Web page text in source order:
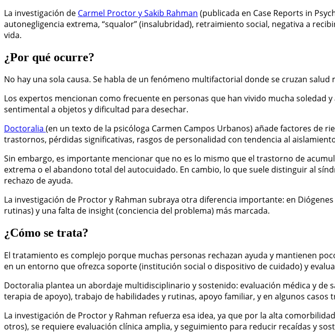
La investigación de Carmel Proctor y Sakib Rahman (publicada en Case Reports in
autonegligencia extrema, “squalor” (insalubridad), retraimiento social, negativa a
vida.
¿Por qué ocurre?
No hay una sola causa. Se habla de un fenómeno multifactorial donde se cruzan
Los expertos mencionan como frecuente en personas que han vivido mucha soledad
sentimental a objetos y dificultad para desechar.
Doctoralia (en un texto de la psicóloga Carmen Campos Urbanos) añade factores de
trastornos, pérdidas significativas, rasgos de personalidad con tendencia al
Sin embargo, es importante mencionar que no es lo mismo que el trastorno de
extrema o el abandono total del autocuidado. En cambio, lo que suele distinguir al
rechazo de ayuda.
La investigación de Proctor y Rahman subraya otra diferencia importante: en
rutinas) y una falta de insight (conciencia del problema) más marcada.
¿Cómo se trata?
El tratamiento es complejo porque muchas personas rechazan ayuda y mantienen
en un entorno que ofrezca soporte (institución social o dispositivo de cuidado) y
Doctoralia plantea un abordaje multidisciplinario y sostenido: evaluación médica y
terapia de apoyo), trabajo de habilidades y rutinas, apoyo familiar, y en algunos
La investigación de Proctor y Rahman refuerza esa idea, ya que por la alta
otros), se requiere evaluación clínica amplia, y seguimiento para reducir recaídas y